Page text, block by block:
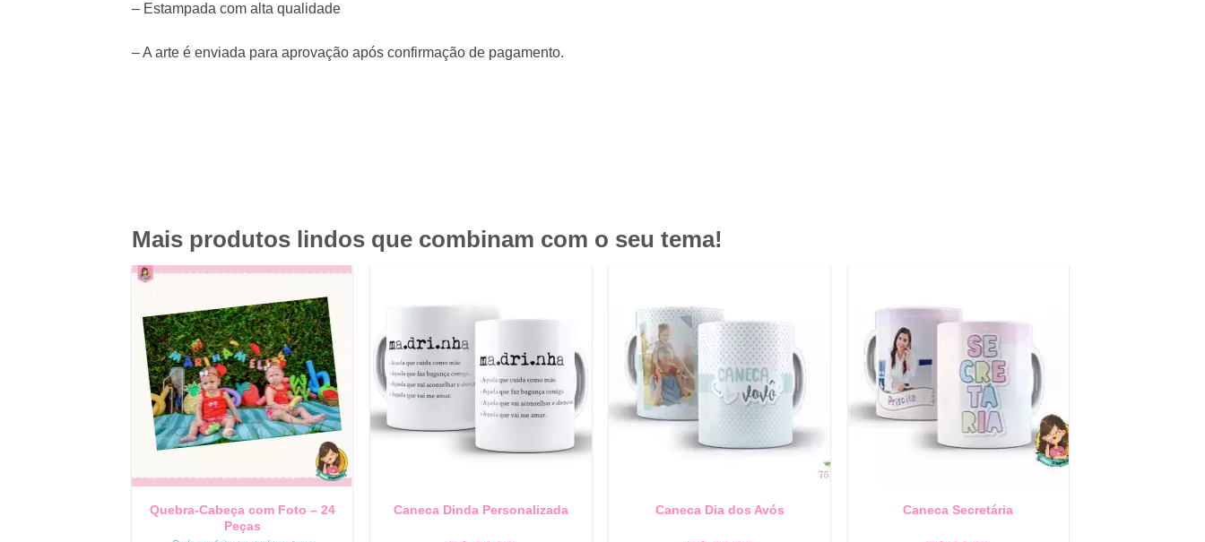
– Estampada com alta qualidade
– A arte é enviada para aprovação após confirmação de pagamento.
Mais produtos lindos que combinam com o seu tema!
Quebra-Cabeça com Foto – 24
Peças
Caneca Dinda Personalizada Caneca Dia dos Avós Caneca Secretária